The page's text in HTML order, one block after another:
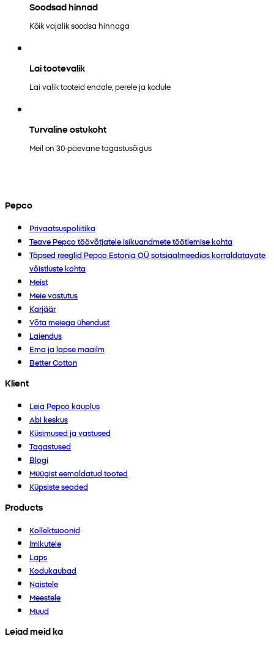
Soodsad hinnad
Kõik vajalik soodsa hinnaga
Lai tootevalik
Lai valik tooteid endale, perele ja kodule
Turvaline ostukoht
Meil on 30-päevane tagastusõigus
Pepco
Privaatsuspoliitika
Teave Pepco töövõtjatele isikuandmete töötlemise kohta
Täpsed reeglid Pepco Estonia OÜ sotsiaalmeedias korraldatavate
võistluste kohta
Meist
Meie vastutus
Karjäär
Võta meiega ühendust
Laiendus
Ema ja lapse maailm
Better Cotton
Klient
Leia Pepco kauplus
Abi keskus
Küsimused ja vastused
Tagastused
Blogi
Müügist eemaldatud tooted
Küpsiste seaded
Products
Kollektsioonid
Imikutele
Laps
Kodukaubad
Naistele
Meestele
Muud
Leiad meid ka